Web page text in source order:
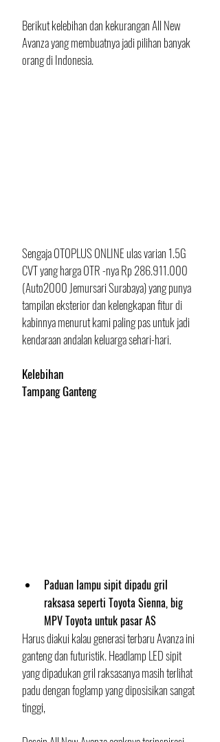
Berikut kelebihan dan kekurangan All New
Avanza yang membuatnya jadi pilihan banyak
orang di Indonesia.
Sengaja OTOPLUS ONLINE ulas varian 1.5G
CVT yang harga OTR -nya Rp 286.911.000
(Auto2000 Jemursari Surabaya) yang punya
tampilan eksterior dan kelengkapan fitur di
kabinnya menurut kami paling pas untuk jadi
kendaraan andalan keluarga sehari-hari.
Kelebihan
Tampang Ganteng
Paduan lampu sipit dipadu gril
raksasa seperti Toyota Sienna, big
MPV Toyota untuk pasar AS
Harus diakui kalau generasi terbaru Avanza ini
ganteng dan futuristik. Headlamp LED sipit
yang dipadukan gril raksasanya masih terlihat
padu dengan foglamp yang diposisikan sangat
tinggi,